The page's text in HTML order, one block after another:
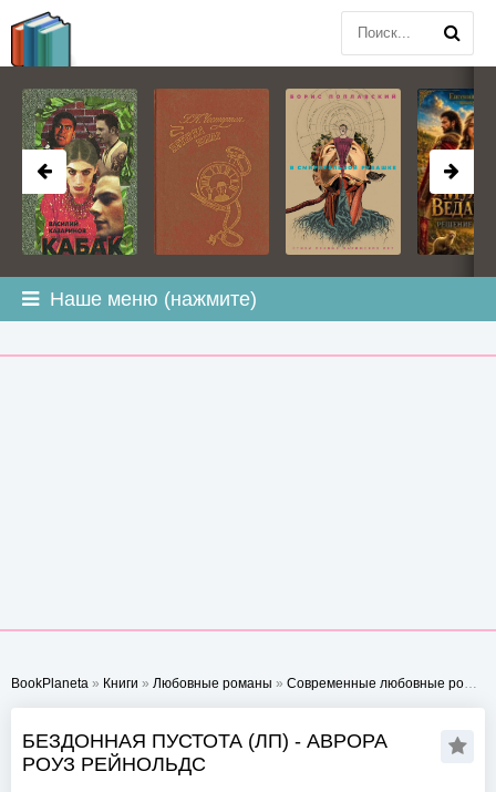
Наше меню (нажмите)
BookPlaneta » Книги » Любовные романы » Современные любовные романы
БЕЗДОННАЯ ПУСТОТА (ЛП) - АВРОРА
РОУЗ РЕЙНОЛЬДС
BOOKPLANETA.COM